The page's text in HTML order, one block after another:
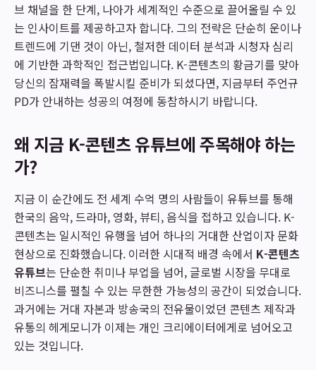
브 채널을 한 단계, 나아가 세계적인 수준으로 끌어올릴 수 있
는 인사이트를 제공하고자 합니다. 그의 전략은 단순히 운이나
트렌드에 기댄 것이 아닌, 철저한 데이터 분석과 시청자 심리
에 기반한 과학적인 접근법입니다. K-콘텐츠의 황금기를 맞아
당신의 잠재력을 폭발시킬 준비가 되셨다면, 지금부터 주언규
PD가 안내하는 성공의 여정에 동참하시기 바랍니다.
왜 지금 K-콘텐츠 유튜브에 주목해야 하는
가?
지금 이 순간에도 전 세계 수억 명의 사람들이 유튜브를 통해
한국의 음악, 드라마, 영화, 뷰티, 음식을 접하고 있습니다. K-
콘텐츠는 일시적인 유행을 넘어 하나의 거대한 산업이자 문화
현상으로 진화했습니다. 이러한 시대적 배경 속에서 K-콘텐츠
유튜브는 단순한 취미나 부업을 넘어, 글로벌 시장을 무대로
비즈니스를 펼칠 수 있는 무한한 가능성의 공간이 되었습니다.
과거에는 거대 자본과 방송국의 전유물이었던 콘텐츠 제작과
유통의 헤게모니가 이제는 개인 크리에이터에게로 넘어오고
있는 것입니다.